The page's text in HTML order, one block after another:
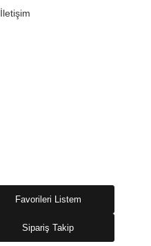
İletişim
Favorileri Listem
Sipariş Takip